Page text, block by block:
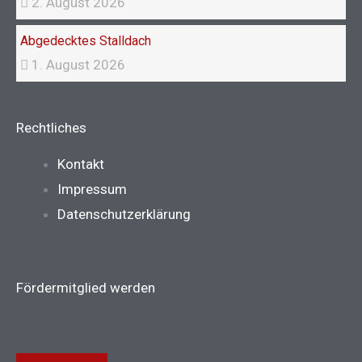
Abgedecktes Stalldach
1. August 2026
Rechtliches
Main
Menu
Kontakt
Impressum
Datenschutzerklärung
Fördermitglied werden